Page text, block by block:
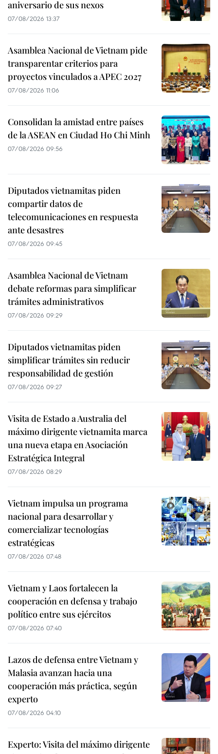
aniversario de sus nexos
07/08/2026 13:37
Asamblea Nacional de Vietnam pide
transparentar criterios para
proyectos vinculados a APEC 2027
07/08/2026 11:06
Consolidan la amistad entre países
de la ASEAN en Ciudad Ho Chi Minh
07/08/2026 09:56
Diputados vietnamitas piden
compartir datos de
telecomunicaciones en respuesta
ante desastres
07/08/2026 09:45
Asamblea Nacional de Vietnam
debate reformas para simplificar
trámites administrativos
07/08/2026 09:29
Diputados vietnamitas piden
simplificar trámites sin reducir
responsabilidad de gestión
07/08/2026 09:27
Visita de Estado a Australia del
máximo dirigente vietnamita marca
una nueva etapa en Asociación
Estratégica Integral
07/08/2026 08:29
Vietnam impulsa un programa
nacional para desarrollar y
comercializar tecnologías
estratégicas
07/08/2026 07:48
Vietnam y Laos fortalecen la
cooperación en defensa y trabajo
político entre sus ejércitos
07/08/2026 07:40
Lazos de defensa entre Vietnam y
Malasia avanzan hacia una
cooperación más práctica, según
experto
07/08/2026 04:10
Experto: Visita del máximo dirigente